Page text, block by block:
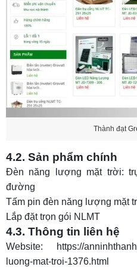
Thành đạt
4.2. Sản phẩm chính
Đèn năng lượng mặt trời:
đường
Tấm pin đèn năng lượng mặt
Lắp đặt trọn gói NLMT
4.3. Thông tin liên hệ
Website: https://
luong-mat-troi-1376.html